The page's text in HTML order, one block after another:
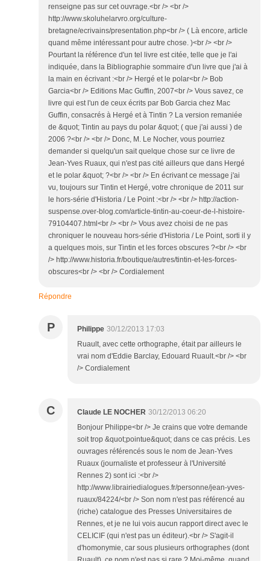
renseigne pas sur cet ouvrage.<br /> <br />
http://www.skoluhelarvro.org/culture-
bretagne/ecrivains/presentation.php<br /> ( Là encore, article
quand même intéressant pour autre chose. )<br /> <br />
Pourtant la référence d'un tel livre est citée, telle que je l'ai
indiquée, dans la Bibliographie sommaire d'un livre que j'ai à
la main en écrivant :<br /> Hergé et le polar<br /> Bob
Garcia<br /> Editions Mac Guffin, 2007<br /> Vous savez, ce
livre qui est l'un de ceux écrits par Bob Garcia chez Mac
Guffin, consacrés à Hergé et à Tintin ? La version remaniée
de &quot; Tintin au pays du polar &quot; ( que j'ai aussi ) de
2006 ?<br /> <br /> Donc, M. Le Nocher, vous pourriez
demander si quelqu'un sait quelque chose sur ce livre de
Jean-Yves Ruaux, qui n'est pas cité ailleurs que dans Hergé
et le polar &quot; ?<br /> <br /> En écrivant ce message j'ai
vu, toujours sur Tintin et Hergé, votre chronique de 2011 sur
le hors-série d'Historia / Le Point :<br /> <br /> http://action-
suspense.over-blog.com/article-tintin-au-coeur-de-l-histoire-
79104407.html<br /> <br /> Vous avez choisi de ne pas
chroniquer le nouveau hors-série d'Historia / Le Point, sorti il y
a quelques mois, sur Tintin et les forces obscures ?<br /> <br
/> http://www.historia.fr/boutique/autres/tintin-et-les-forces-
obscures<br /> <br /> Cordialement
Répondre
P Philippe 30/12/2013 17:03
Ruault, avec cette orthographe, était par ailleurs le
vrai nom d'Eddie Barclay, Edouard Ruault.<br /> <br
/> Cordialement
C Claude LE NOCHER 30/12/2013 06:20
Bonjour Philippe<br /> Je crains que votre demande
soit trop &quot;pointue&quot; dans ce cas précis. Les
ouvrages référencés sous le nom de Jean-Yves
Ruaux (journaliste et professeur à l'Université
Rennes 2) sont ici :<br />
http://www.librairiedialogues.fr/personne/jean-yves-
ruaux/84224/<br /> Son nom n'est pas référencé au
(riche) catalogue des Presses Universitaires de
Rennes, et je ne lui vois aucun rapport direct avec le
CELICIF (qui n'est pas un éditeur).<br /> S'agit-il
d'homonymie, car sous plusieurs orthographes (dont